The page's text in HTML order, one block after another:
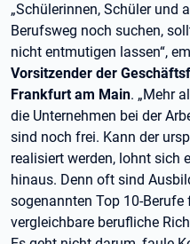
„Schülerinnen, Schüler und
Berufsweg noch suchen,
nicht entmutigen lassen“,
Vorsitzender der
Frankfurt am Main. „Mehr
die Unternehmen bei der
sind noch frei. Kann der
realisiert werden, lohnt sich
hinaus. Denn oft sind
sogenannten Top 10-
vergleichbare berufliche